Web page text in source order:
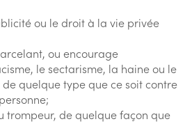
ou le droit à la vie privée
ou encourage
le sectarisme, la haine ou le
quelque type que ce soit contre
trompeur, de quelque façon que